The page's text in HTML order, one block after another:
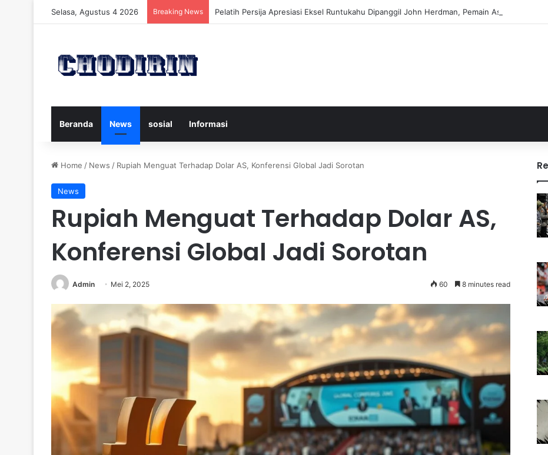
Selasa, Agustus 4 2026 Breaking News Pelatih Persija Apresiasi Eksel Runtukahu Dipanggil John Herdman, Pemain Asing Jadi
Beranda News sosial Informasi
Home / News / Rupiah Menguat Terhadap Dolar AS, Konferensi Global Jadi Sorotan
News
Rupiah Menguat Terhadap Dolar AS,
Konferensi Global Jadi Sorotan
Admin Mei 2, 2025 60 8 minutes read